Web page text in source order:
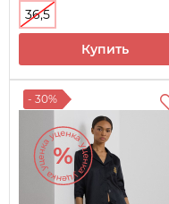
36,5
Купить
- 30%